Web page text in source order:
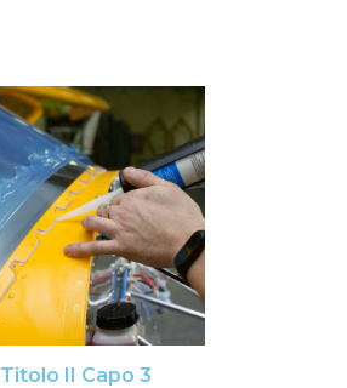
Titolo II Capo 3